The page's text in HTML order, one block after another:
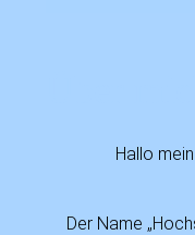
Hallo
Der Name